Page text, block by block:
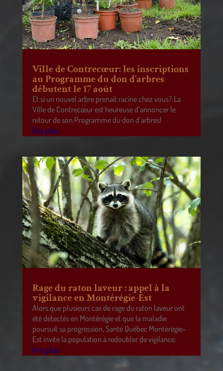
Ville de Contrecœur: les inscriptions
au Programme du don d’arbres
débutent le 17 août
Et si un nouvel arbre prenait racine chez vous? La
Ville de Contrecœur est heureuse d’annoncer le
retour de son Programme du don d’arbres!
lire plus
Rage du raton laveur : appel à la
vigilance en Montérégie-Est
Alors que plusieurs cas de rage du raton laveur ont
été détectés en Montérégie et que la maladie
poursuit sa progression, Santé Québec Montérégie-
Est invite la population à redoubler de vigilance.
lire plus